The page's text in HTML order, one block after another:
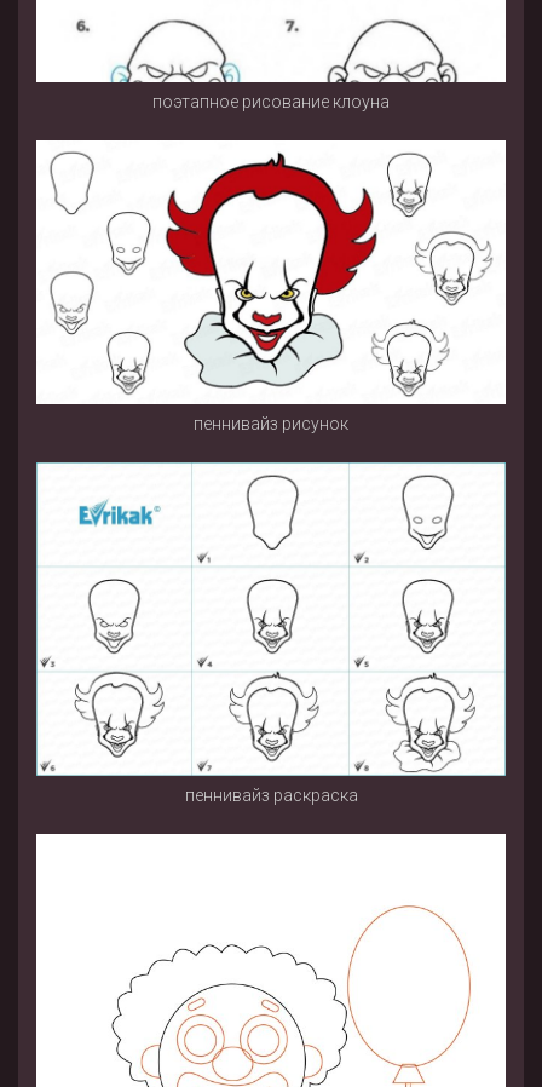
поэтапное рисование клоуна
пеннивайз рисунок
пеннивайз раскраска